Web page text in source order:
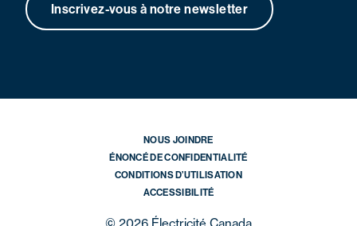
Inscrivez-vous à notre newsletter
NOUS JOINDRE
ÉNONCÉ DE CONFIDENTIALITÉ
CONDITIONS D’UTILISATION
ACCESSIBILITÉ